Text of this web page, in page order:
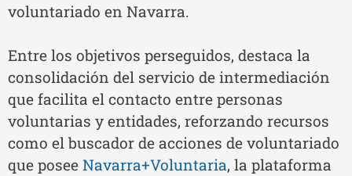
voluntariado en Navarra.
Entre los objetivos perseguidos, destaca la
consolidación del servicio de intermediación
que facilita el contacto entre personas
voluntarias y entidades, reforzando recursos
como el buscador de acciones de voluntariado
que posee Navarra+Voluntaria, la plataforma